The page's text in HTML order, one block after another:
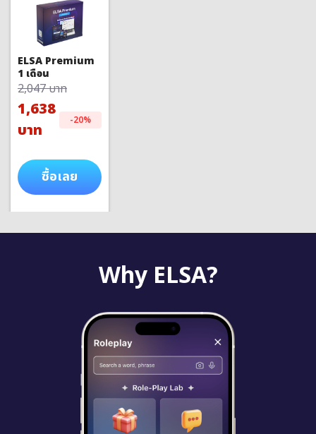
ELSA Premium
1 เดือน
2,047 บาท
1,638
บาท
-20%
ซื้อเลย
Why ELSA?